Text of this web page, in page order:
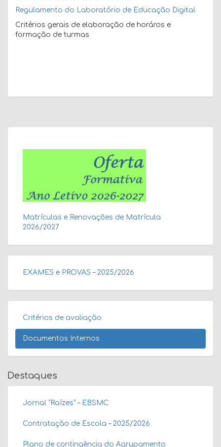
Regulamento do Laboratório de Educação Digital
Critérios gerais de elaboração de horáros e
formação de turmas
Matrículas e Renovações de Matrícula
2026/2027
EXAMES e PROVAS – 2025/2026
Critérios de avaliação
Documentos Internos
Destaques
Jornal “Raízes” – EBSMC
Contratação de Escola – 2025/2026
Plano de contingência do Agrupamento